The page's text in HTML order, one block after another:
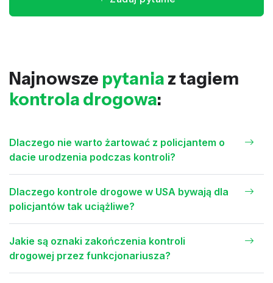
Najnowsze pytania z tagiem
kontrola drogowa:
Dlaczego nie warto żartować z policjantem o
dacie urodzenia podczas kontroli?
Dlaczego kontrole drogowe w USA bywają dla
policjantów tak uciążliwe?
Jakie są oznaki zakończenia kontroli
drogowej przez funkcjonariusza?